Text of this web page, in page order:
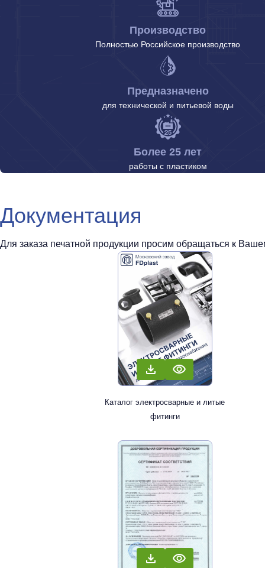
Производство
Полностью Российское производство
Предназначено
для технической и питьевой воды
Более 25 лет
работы с пластиком
Документация
Для заказа печатной продукции просим обращаться к
Каталог электросварные и литые
фитинги